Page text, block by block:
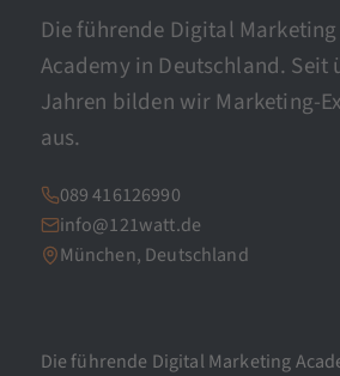
Die führende Digital Marketing
Academy in Deutschland. Seit
Jahren bilden wir Marketing-
aus.
089 416126990
info@121watt.de
München, Deutschland
Die führende Digital Marketing